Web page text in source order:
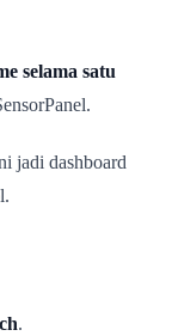
selama satu
jadi dashboard
.